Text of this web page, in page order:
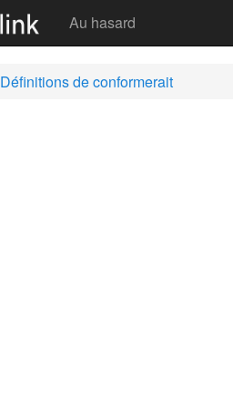
Au hasard
Définitions de conformerait
Conformerait